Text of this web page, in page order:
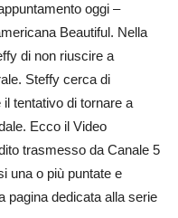
oggi –
Beautiful. Nella
di non riuscire a
Steffy cerca di
tentativo di tornare a
Ecco il Video
trasmesso da Canale 5
una o più puntate e
pagina dedicata alla serie